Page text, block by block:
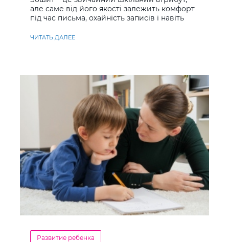
але саме від його якості залежить комфорт
під час письма, охайність записів і навіть
ЧИТАТЬ ДАЛЕЕ
Развитие ребенка